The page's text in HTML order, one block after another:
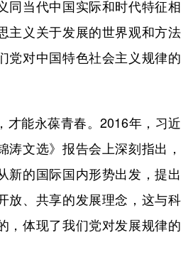
同当代中国实际和时代特征相
主义关于发展的世界观和方法
党对中国特色社会主义规律的
能永葆青春。2016年，习近
涛文选》报告会上深刻指出，
新的国际国内形势出发，提出
放、共享的发展理念，这与科
，体现了我们党对发展规律的